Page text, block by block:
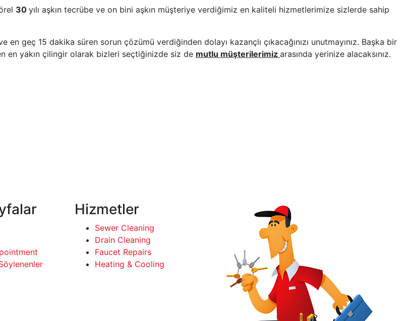
30 yılı aşkın tecrübe ve on bini aşkın müşteriye verdiğimiz en kaliteli hizmetlerimize sizlerde sahip
geç 15 dakika süren sorun çözümü verdiğinden dolayı kazançlı çıkacağınızı unutmayınız. Başka bir
en yakın çilingir olarak bizleri seçtiğinizde siz de mutlu müşterilerimiz arasında yerinize alacaksınız.
Hizmetler
Sewer Cleaning
Drain Cleaning
Faucet Repairs
Heating & Cooling